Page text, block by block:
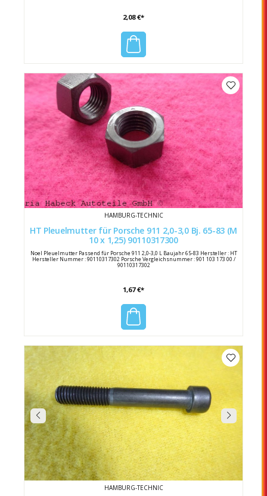
2,08 €*
HAMBURG-TECHNIC
HT Pleuelmutter für Porsche 911 2,0-3,0 Bj. 65-83 (M
10 x 1,25) 90110317300
Noel Pleuelmutter Passend für Porsche 911 2,0-3,0 L Baujahr 65-83 Hersteller : HT
Hersteller Nummer : 90110317302 Porsche Vergleichsnummer : 901 103 173 00 /
90110317302
1,67 €*
HAMBURG-TECHNIC